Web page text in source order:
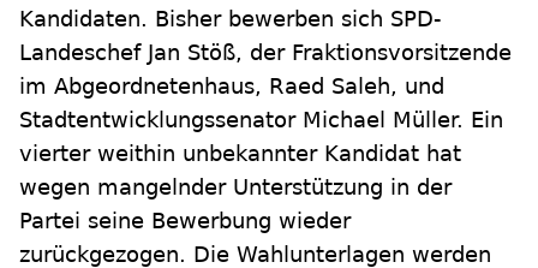
Kandidaten. Bisher bewerben sich SPD-
Landeschef Jan Stöß, der Fraktionsvorsitzende
im Abgeordnetenhaus, Raed Saleh, und
Stadtentwicklungssenator Michael Müller. Ein
vierter weithin unbekannter Kandidat hat
wegen mangelnder Unterstützung in der
Partei seine Bewerbung wieder
zurückgezogen. Die Wahlunterlagen werden